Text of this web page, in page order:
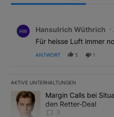
HW Hansulrich Wüthrich
Für heisse Luft immer
ANTWORT 5 1
AKTIVE UNTERHALTUNGEN
Das Folgende ist eine Liste
Ein Trendartikel mit dem Titel
Margin Calls bei
den Retter-Deal
3